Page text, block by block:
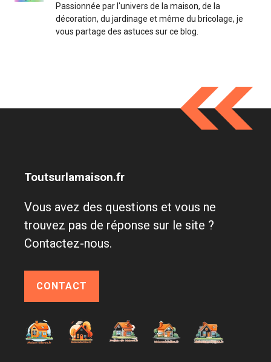
Passionnée par l'univers de la maison, de la
décoration, du jardinage et même du bricolage, je
vous partage des astuces sur ce blog.
Toutsurlamaison.fr
Vous avez des questions et vous ne
trouvez pas de réponse sur le site ?
Contactez-nous.
CONTACT